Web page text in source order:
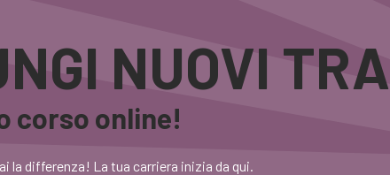
NUOVI
corso online!
la differenza! La tua carriera inizia da qui.